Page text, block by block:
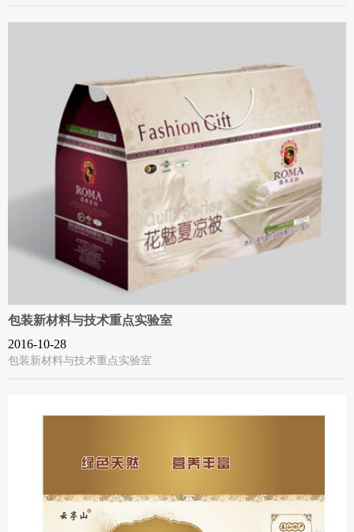
包装新材料与技术重点实验室
2016-10-28
包装新材料与技术重点实验室